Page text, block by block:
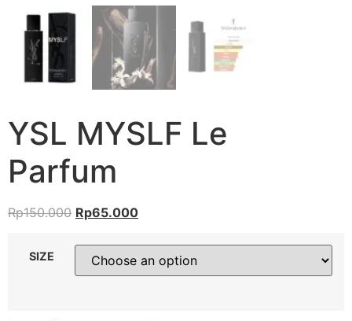
YSL MYSLF Le
Parfum
Rp150.000 Rp65.000
SIZE